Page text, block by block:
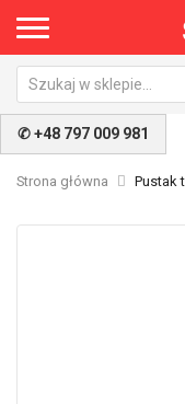
✆ +48 797 009 981
Strona główna Pustak